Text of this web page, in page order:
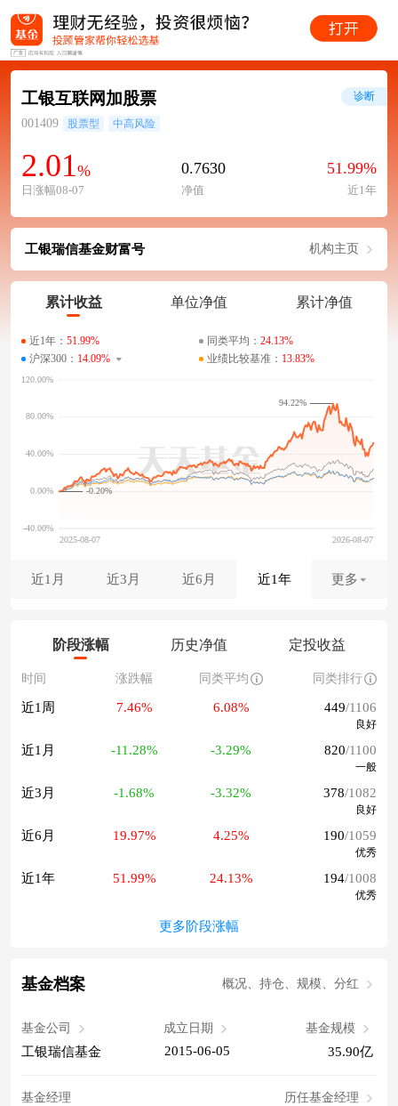
工银互联网加股票
001409 股票型 中高风险
2.01 %
日涨幅08-07
0.7630
净值
51.99%
近1年
诊断
工银瑞信基金财富号 机构主页
累计收益 单位净值 累计净值
近1年： 51.99% 同类平均： 24.13%
沪深300： 14.09% 业绩比较基准： 13.83%
-0.20%
94.22%
近1月 近3月 近6月 近1年 更多
阶段涨幅 历史净值 定投收益
时间 涨跌幅 同类平均 同类排行
近1周 7.46% 6.08% 449/1106
良好
近1月 -11.28% -3.29% 820/1100
一般
近3月 -1.68% -3.32% 378/1082
良好
近6月 19.97% 4.25% 190/1059
优秀
近1年 51.99% 24.13% 194/1008
优秀
更多阶段涨幅
基金档案 概况、持仓、规模、分红
基金公司
工银瑞信基金
成立日期
2015-06-05
基金规模
35.90亿
基金经理 历任基金经理